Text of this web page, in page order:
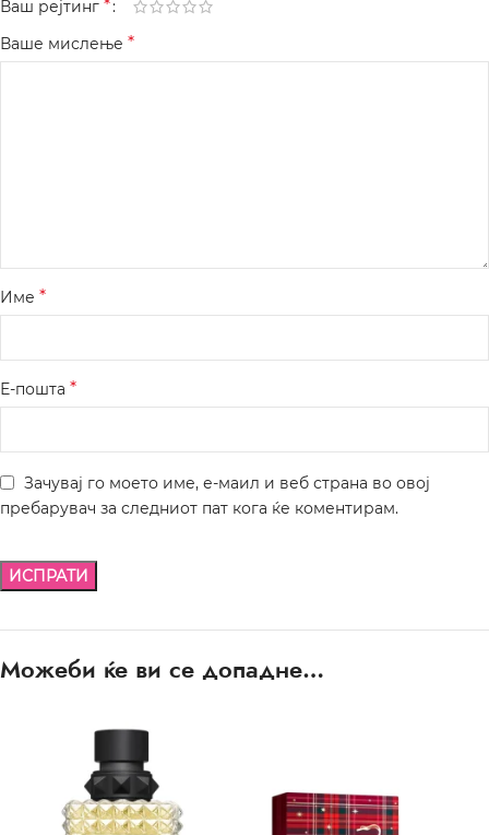
Ваш рејтинг *
Ваше мислење *
Име *
Е-пошта *
Зачувај го моето име, е-маил и веб страна во овој
пребарувач за следниот пат кога ќе коментирам.
Можеби ќе ви се допадне…